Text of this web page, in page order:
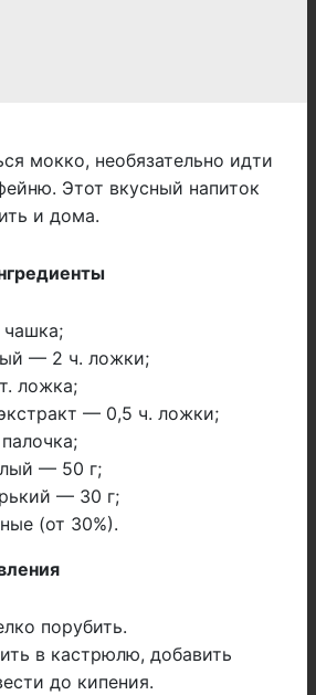
мокко, необязательно идти
Этот вкусный напиток
и дома.
— 2 ч. ложки;
ложка;
— 0,5 ч. ложки;
— 50 г;
— 30 г;
(от 30%).
порубить.
в кастрюлю, добавить
до кипения.